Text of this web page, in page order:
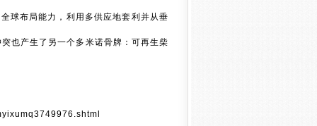
球布局能力，利用多供应地套利并从垂
也产生了另一个多米诺骨牌：可再生柴